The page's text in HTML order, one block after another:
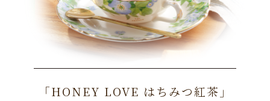
「HONEY LOVE はちみつ紅茶」